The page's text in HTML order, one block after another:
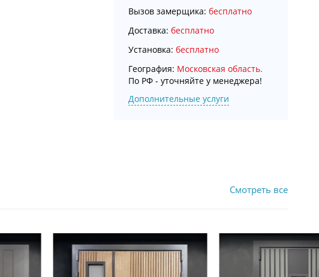
Вызов замерщика: бесплатно
Доставка: бесплатно
Установка: бесплатно
География: Московская область.
По РФ - уточняйте у менеджера!
Дополнительные услуги
Смотреть все